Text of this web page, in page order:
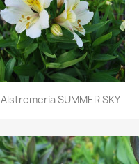
Alstremeria SUMMER SKY